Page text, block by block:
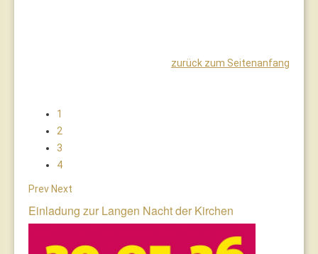
zurück zum Seitenanfang
1
2
3
4
PrevNext
Einladung zur Langen Nacht der Kirchen